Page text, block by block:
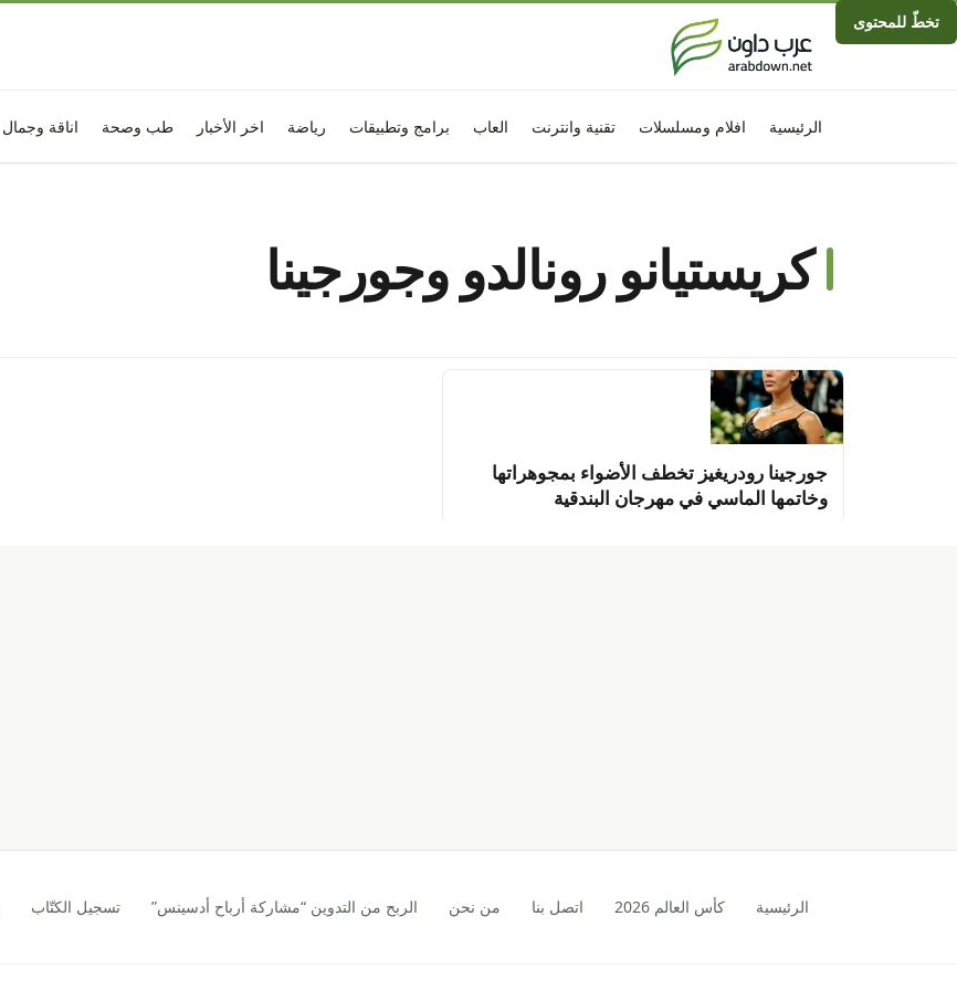
تخطّ للمحتوى
الرئيسية افلام ومسلسلات تقنية وانترنت العاب برامج وتطبيقات رياضة اخر الأخبار طب وصحة اناقة وجمال
كريستيانو رونالدو وجورجينا
جورجينا رودريغيز تخطف الأضواء بمجوهراتها
وخاتمها الماسي في مهرجان البندقية
الرئيسية كأس العالم 2026 اتصل بنا من نحن الربح من التدوين “مشاركة أرباح أدسينس” تسجيل الكتّاب